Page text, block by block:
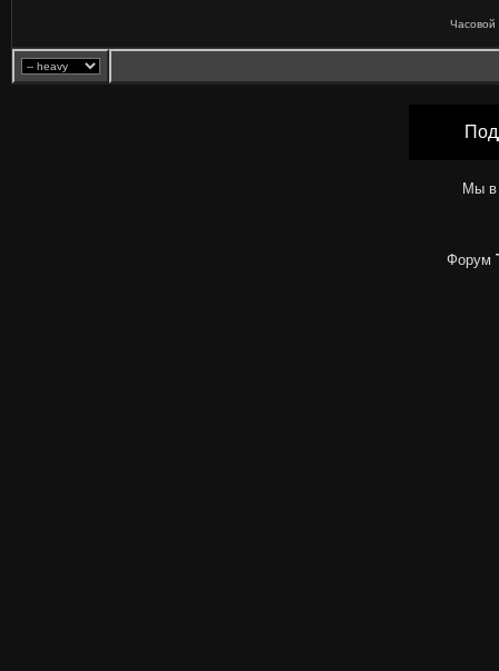
Часовой
Мы в
Форум